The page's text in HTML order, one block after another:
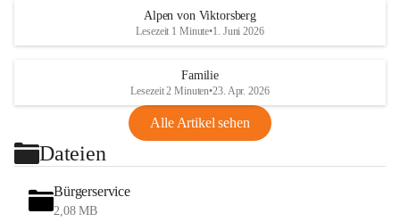
Alpen von Viktorsberg
Lesezeit 1 Minute•1. Juni 2026
Familie
Lesezeit 2 Minuten•23. Apr. 2026
Alle Artikel sehen
Dateien
Bürgerservice
2,08 MB